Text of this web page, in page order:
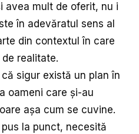
avea mult de oferit, nu i
în adevăratul sens al
din contextul în care
realitate.
sigur există un plan în
oameni care și-au
așa cum se cuvine.
la punct, necesită